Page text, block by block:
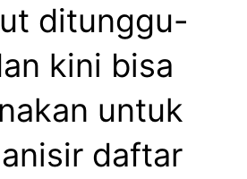
ditunggu-
kini bisa
untuk
daftar